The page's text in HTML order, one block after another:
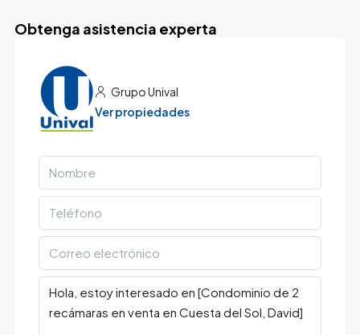
Obtenga asistencia experta
Grupo Unival
Ver propiedades